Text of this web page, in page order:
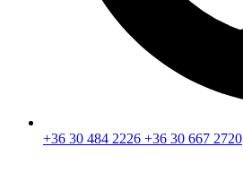
+36 30 484 2226 +36 30 667 2720